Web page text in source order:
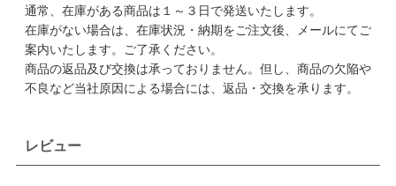
通常、在庫がある商品は１～３日で発送いたします。
在庫がない場合は、在庫状況・納期をご注文後、メールにてご
案内いたします。ご了承ください。
商品の返品及び交換は承っておりません。但し、商品の欠陥や
不良など当社原因による場合には、返品・交換を承ります。
レビュー